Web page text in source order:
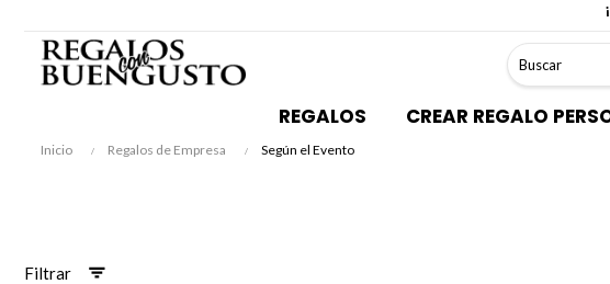
REGALOS CREAR REGALO
Inicio Regalos de Empresa Según el Evento
Filtrar